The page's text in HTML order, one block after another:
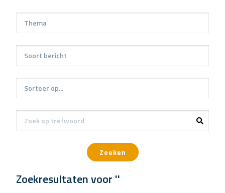
Zoeken
Zoekresultaten voor ''